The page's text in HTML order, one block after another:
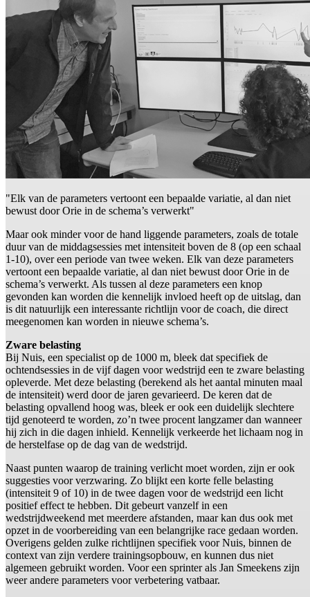
"Elk van de parameters vertoont een bepaalde variatie, al dan niet
bewust door Orie in de schema’s verwerkt"
Maar ook minder voor de hand liggende parameters, zoals de totale
duur van de middagsessies met intensiteit boven de 8 (op een schaal
1-10), over een periode van twee weken. Elk van deze parameters
vertoont een bepaalde variatie, al dan niet bewust door Orie in de
schema’s verwerkt. Als tussen al deze parameters een knop
gevonden kan worden die kennelijk invloed heeft op de uitslag, dan
is dit natuurlijk een interessante richtlijn voor de coach, die direct
meegenomen kan worden in nieuwe schema’s.
Zware belasting
Bij Nuis, een specialist op de 1000 m, bleek dat specifiek de
ochtendsessies in de vijf dagen voor wedstrijd een te zware belasting
opleverde. Met deze belasting (berekend als het aantal minuten maal
de intensiteit) werd door de jaren gevarieerd. De keren dat de
belasting opvallend hoog was, bleek er ook een duidelijk slechtere
tijd genoteerd te worden, zo’n twee procent langzamer dan wanneer
hij zich in die dagen inhield. Kennelijk verkeerde het lichaam nog in
de herstelfase op de dag van de wedstrijd.
Naast punten waarop de training verlicht moet worden, zijn er ook
suggesties voor verzwaring. Zo blijkt een korte felle belasting
(intensiteit 9 of 10) in de twee dagen voor de wedstrijd een licht
positief effect te hebben. Dit gebeurt vanzelf in een
wedstrijdweekend met meerdere afstanden, maar kan dus ook met
opzet in de voorbereiding van een belangrijke race gedaan worden.
Overigens gelden zulke richtlijnen specifiek voor Nuis, binnen de
context van zijn verdere trainingsopbouw, en kunnen dus niet
algemeen gebruikt worden. Voor een sprinter als Jan Smeekens zijn
weer andere parameters voor verbetering vatbaar.